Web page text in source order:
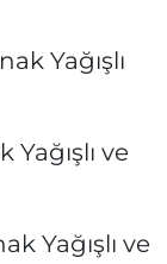
Yağışlı
ve
Yağışlı ve